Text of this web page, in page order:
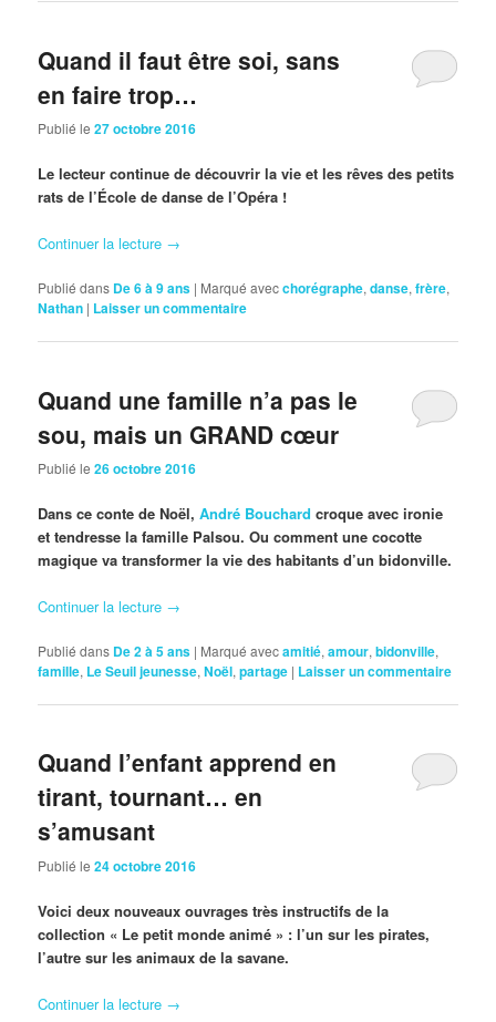
Quand il faut être soi, sans
en faire trop…
Publié le27 octobre 2016
Le lecteur continue de découvrir la vie et les rêves des petits
rats de l’École de danse de l’Opéra !
Continuer la lecture →
Publié dans De 6 à 9 ans | Marqué avecchorégraphe,danse,frère,
Nathan | Laisser un commentaire
Quand une famille n’a pas le
sou, mais un GRAND cœur
Publié le26 octobre 2016
Dans ce conte de Noël,André Bouchard croque avec ironie
et tendresse la famille Palsou. Ou comment une cocotte
magique va transformer la vie des habitants d’un bidonville.
Continuer la lecture →
Publié dans De 2 à 5 ans | Marqué avecamitié,amour,bidonville,
famille, Le Seuil jeunesse,Noël,partage | Laisser un commentaire
Quand l’enfant apprend en
tirant, tournant… en
s’amusant
Publié le24 octobre 2016
Voici deux nouveaux ouvrages très instructifs de la
collection « Le petit monde animé » : l’un sur les pirates,
l’autre sur les animaux de la savane.
Continuer la lecture →